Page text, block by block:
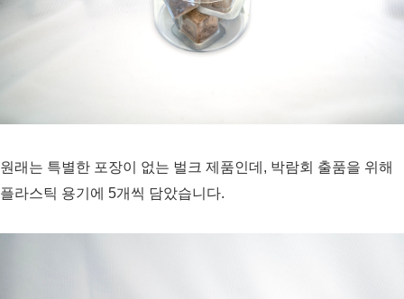
원래는 특별한 포장이 없는 벌크 제품인데, 박람회 출품을 위해
플라스틱 용기에 5개씩 담았습니다.